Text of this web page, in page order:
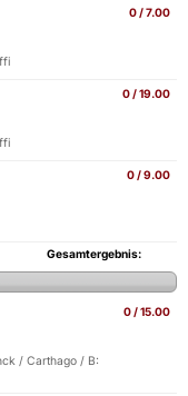
0 / 7.00
0 / 19.00
0 / 9.00
Gesamtergebnis:
0 / 15.00
/ Carthago / B: